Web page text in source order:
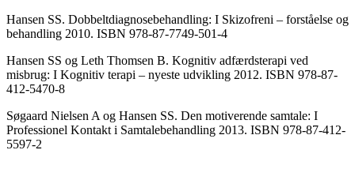
Hansen SS. Dobbeltdiagnosebehandling: I Skizofreni – forståelse og
behandling 2010. ISBN 978-87-7749-501-4
Hansen SS og Leth Thomsen B. Kognitiv adfærdsterapi ved
misbrug: I Kognitiv terapi – nyeste udvikling 2012. ISBN 978-87-
412-5470-8
Søgaard Nielsen A og Hansen SS. Den motiverende samtale: I
Professionel Kontakt i Samtalebehandling 2013. ISBN 978-87-412-
5597-2